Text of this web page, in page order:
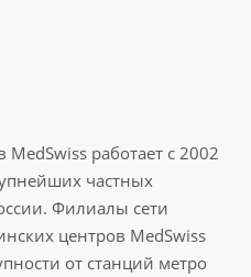
работает с 2002
частных
Филиалы сети
центров MedSwiss
от станций метро